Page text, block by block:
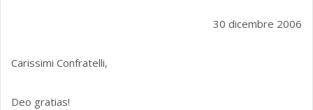
30 dicembre 2006
Carissimi Confratelli,
Deo gratias!